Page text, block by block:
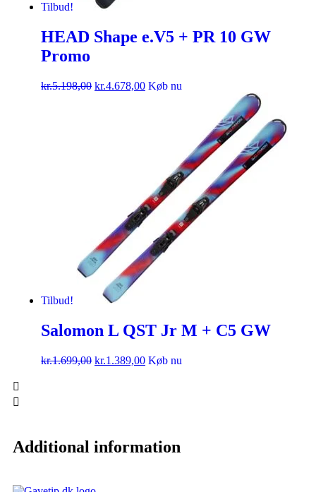
Tilbud!
HEAD Shape e.V5 + PR 10 GW
Promo
kr.5.198,00 kr.4.678,00 Køb nu
Tilbud!
Salomon L QST Jr M + C5 GW
kr.1.699,00 kr.1.389,00 Køb nu
Additional information